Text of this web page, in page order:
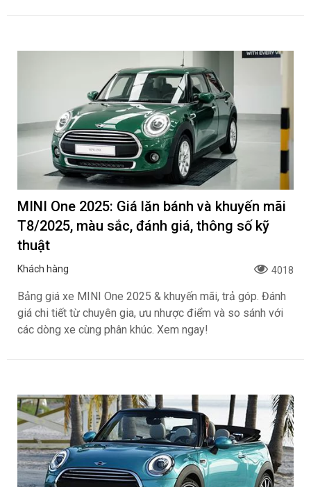
MINI One 2025: Giá lăn bánh và khuyến mãi
T8/2025, màu sắc, đánh giá, thông số kỹ
thuật
Khách hàng 4018
Bảng giá xe MINI One 2025 & khuyến mãi, trả góp. Đánh
giá chi tiết từ chuyên gia, ưu nhược điểm và so sánh với
các dòng xe cùng phân khúc. Xem ngay!